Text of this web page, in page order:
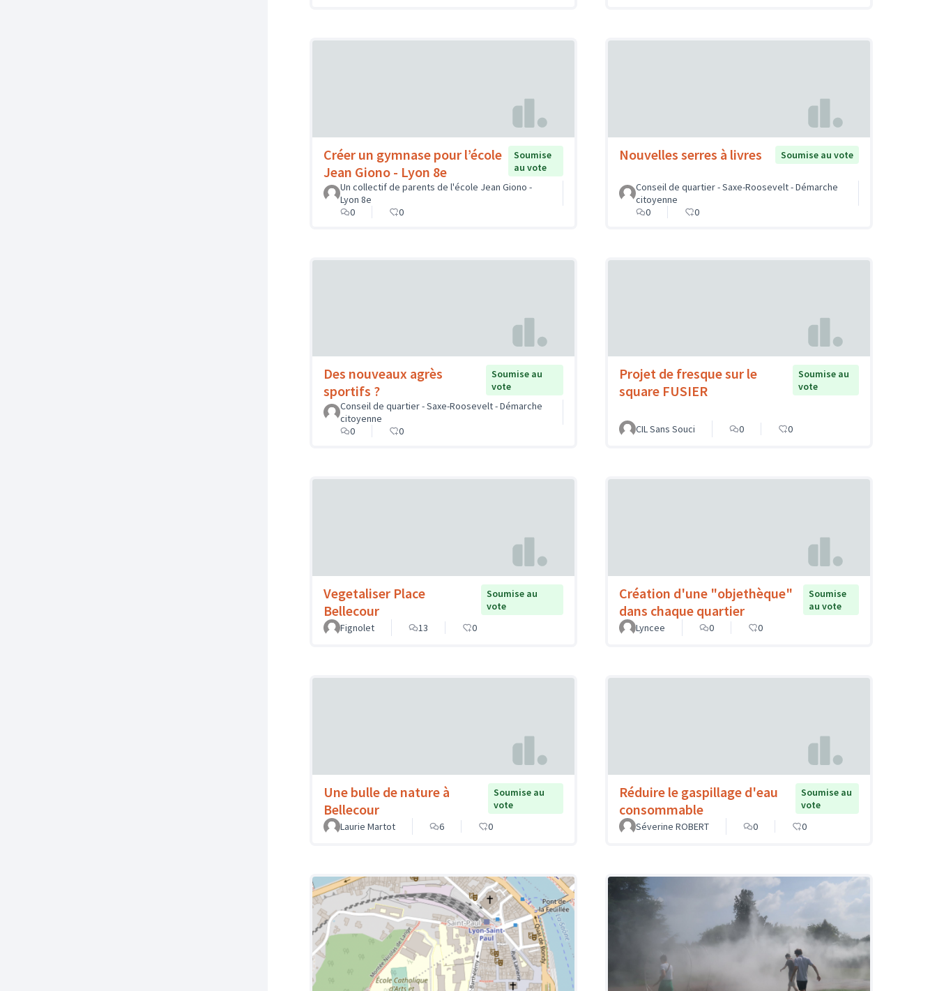
Créer un gymnase pour l’école
Jean Giono - Lyon 8e
Soumise
au vote
Un collectif de parents de l'école Jean Giono -
Lyon 8e
0
0
Nouvelles serres à livres Soumise au vote
Conseil de quartier - Saxe-Roosevelt - Démarche
citoyenne
0
0
Des nouveaux agrès
sportifs ?
Soumise au
vote
Conseil de quartier - Saxe-Roosevelt - Démarche
citoyenne
0
0
Projet de fresque sur le
square FUSIER
Soumise au
vote
CIL Sans Souci 0 0
Vegetaliser Place
Bellecour
Soumise au
vote
Fignolet
13 0
Création d'une "objethèque"
dans chaque quartier
Soumise
au vote
Lyncee
0 0
Une bulle de nature à
Bellecour
Soumise au
vote
Laurie Martot
6 0
Réduire le gaspillage d'eau
consommable
Soumise au
vote
Séverine ROBERT
0 0